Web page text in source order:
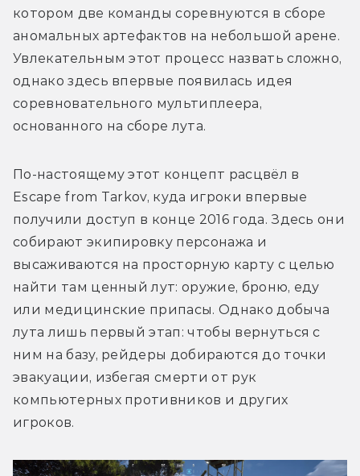
котором две команды соревнуются в сборе
аномальных артефактов на небольшой арене.
Увлекательным этот процесс назвать сложно,
однако здесь впервые появилась идея
соревновательного мультиплеера,
основанного на сборе лута.
По-настоящему этот концепт расцвёл в
Escape from Tarkov, куда игроки впервые
получили доступ в конце 2016 года. Здесь они
собирают экипировку персонажа и
высаживаются на просторную карту с целью
найти там ценный лут: оружие, броню, еду
или медицинские припасы. Однако добыча
лута лишь первый этап: чтобы вернуться с
ним на базу, рейдеры добираются до точки
эвакуации, избегая смерти от рук
компьютерных противников и других
игроков.